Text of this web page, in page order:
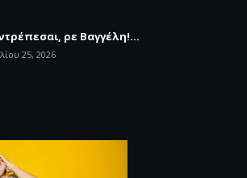
ρε Βαγγέλη!...
25, 2026